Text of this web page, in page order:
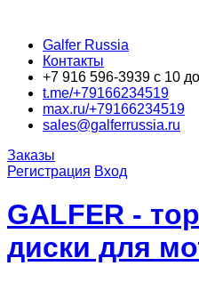
Galfer Russia
Контакты
+7 916 596-3939 с 10
t.me/+79166234519
max.ru/+79166234519
sales@galferrussia.ru
Заказы
Регистрация Вход
GALFER -
диски для